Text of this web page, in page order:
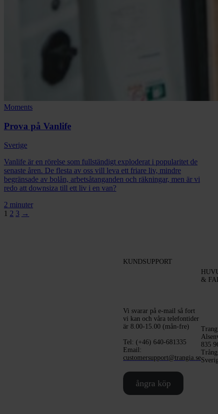
Moments
Prova på Vanlife
Sverige
Vanlife är en rörelse som fullständigt exploderat i popularitet de
senaste åren. De flesta av oss vill leva ett friare liv, mindre
begränsade av bolån, arbetsåtanganden och räkningar, men är vi
redo att downsiza till ett liv i en van?
2 minuter
1 2 3 →
KUNDSUPPORT
Vi svarar på e-mail så fort
vi kan och våra telefontider
är 8.00-15.00 (mån-fre)
Tel: (+46) 640-681335
Email:
customersupport@trangia.se
ångra köp
&
835